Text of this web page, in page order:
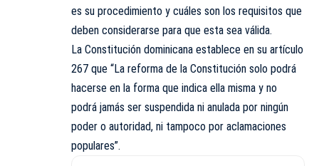
es su procedimiento y cuáles son los requisitos que
deben considerarse para que esta sea válida.
La Constitución dominicana establece en su artículo
267 que “La reforma de la Constitución solo podrá
hacerse en la forma que indica ella misma y no
podrá jamás ser suspendida ni anulada por ningún
poder o autoridad, ni tampoco por aclamaciones
populares”.